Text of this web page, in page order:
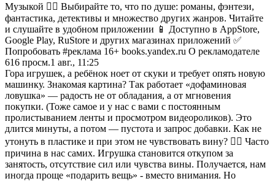
Музыкой 🏃‍♂️ Выбирайте то, что по душе: романы, фэнтези,
фантастика, детективы и множество других жанров. Читайте
и слушайте в удобном приложении 📱 Доступно в AppStore,
Google Play, RuStore и других магазинах приложений ✅
Попробовать #реклама 16+ books.yandex.ru О рекламодателе
616 просм.1 авг., 11:25
Гора игрушек, а ребёнок ноет от скуки и требует опять новую
машинку. Знакомая картина? Так работает «дофаминовая
ловушка» — радость не от обладания, а от мгновения
покупки. (Тоже самое и у нас с вами с постоянным
пролистыванием ленты и просмотром видеороликов). Это
длится минуты, а потом — пустота и запрос добавки. Как не
утонуть в пластике и при этом не чувствовать вину? 😮‍💨 Часто
причина в нас самих. Игрушка становится откупом за
занятость, отсутствие сил или чувства вины. Получается, нам
иногда проще «подарить вещь» - вместо внимания. Но